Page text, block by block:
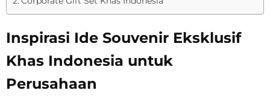
Inspirasi Ide Souvenir Eksklusif
Khas Indonesia untuk
Perusahaan